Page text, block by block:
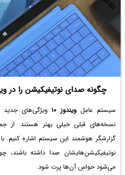
چگونه صدای نوتیفیکیشن را در
سیستم عامل ویندوز ۱۰
ویژگی‌های جدید
نسخه‌های قبلی خیلی بهتر هستند. از
گزارشگر هوشمند این سیستم اشاره کنیم.
نوتیفیکیشن‌هایشان صدا داشته
می‌شود حواس آن‌ها پرت شود.